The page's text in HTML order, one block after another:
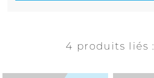
4 produits liés :